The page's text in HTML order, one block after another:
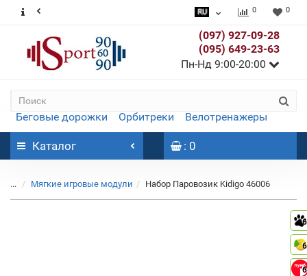
0 0
(097) 927-09-28
(095) 649-23-63
Пн-Нд 9:00-20:00
Беговые дорожки Орбитреки Велотренажеры
Каталог : 0
... Мягкие игровые модули Набор Паровозик Kidigo 46006
6
6
6